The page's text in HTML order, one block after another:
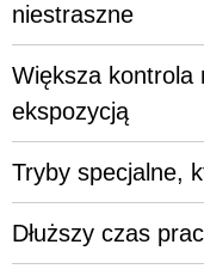
niestraszne
Większa kontrola
ekspozycją
Tryby specjalne,
Dłuższy czas